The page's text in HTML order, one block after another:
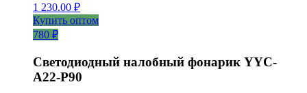
1 230.00 ₽
Купить оптом
780 ₽
Светодиодный налобный фонарик YYC-
A22-P90